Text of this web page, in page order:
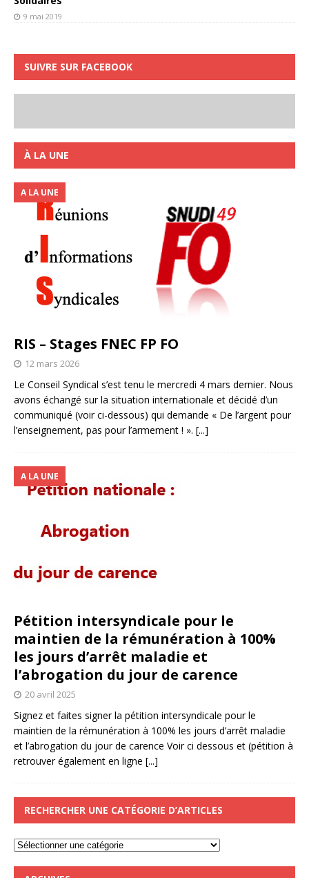
9 mai 2019
SUIVRE SUR FACEBOOK
À LA UNE
RIS – Stages FNEC FP FO
A LA UNE
12 mars 2026
Le Conseil Syndical s’est tenu le mercredi 4 mars dernier. Nous
avons échangé sur la situation internationale et décidé d’un
communiqué (voir ci-dessous) qui demande « De l’argent pour
l’enseignement, pas pour l’armement ! ». [...]
Pétition intersyndicale pour le
maintien de la rémunération à 100%
les jours d’arrêt maladie et
l’abrogation du jour de carence
A LA UNE
20 avril 2025
Signez et faites signer la pétition intersyndicale pour le
maintien de la rémunération à 100% les jours d’arrêt maladie
et l’abrogation du jour de carence Voir ci dessous et (pétition à
retrouver également en ligne [...]
RECHERCHER UNE CATÉGORIE D’ARTICLES